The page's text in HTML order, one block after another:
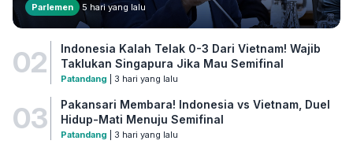
Parlemen 5 hari yang lalu
02
Indonesia Kalah Telak 0-3 Dari Vietnam! Wajib
Taklukan Singapura Jika Mau Semifinal
Patandang | 3 hari yang lalu
03
Pakansari Membara! Indonesia vs Vietnam, Duel
Hidup-Mati Menuju Semifinal
Patandang | 3 hari yang lalu